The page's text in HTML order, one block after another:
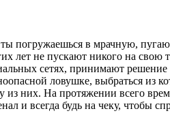
ты погружаешься в мрачную,
не пускают никого на свою
сетях, принимают решение
ловушке, выбраться из
них. На протяжении всего
всегда будь на чеку, чтобы